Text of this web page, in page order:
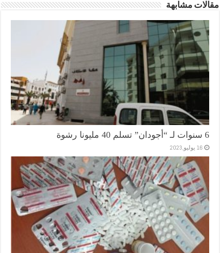
مقالات مشابهة
6 سنوات لـ “أجودان” تسلم 40 مليونا رشوة
16 يوليو,2023